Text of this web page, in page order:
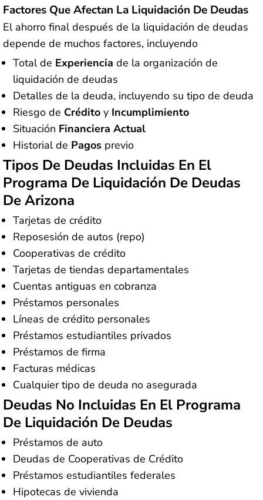
Factores Que Afectan La Liquidación De Deudas
El ahorro final después de la liquidación de deudas
depende de muchos factores, incluyendo
Total de Experiencia de la organización de
liquidación de deudas
Detalles de la deuda, incluyendo su tipo de deuda
Riesgo de Crédito y Incumplimiento
Situación Financiera Actual
Historial de Pagos previo
Tipos De Deudas Incluidas En El
Programa De Liquidación De Deudas
De Arizona
Tarjetas de crédito
Reposesión de autos (repo)
Cooperativas de crédito
Tarjetas de tiendas departamentales
Cuentas antiguas en cobranza
Préstamos personales
Líneas de crédito personales
Préstamos estudiantiles privados
Préstamos de firma
Facturas médicas
Cualquier tipo de deuda no asegurada
Deudas No Incluidas En El Programa
De Liquidación De Deudas
Préstamos de auto
Deudas de Cooperativas de Crédito
Préstamos estudiantiles federales
Hipotecas de vivienda